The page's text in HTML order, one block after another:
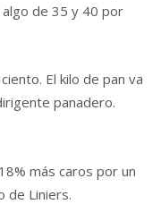
de 35 y 40 por
El kilo de pan va
panadero.
más caros por un
de Liniers.